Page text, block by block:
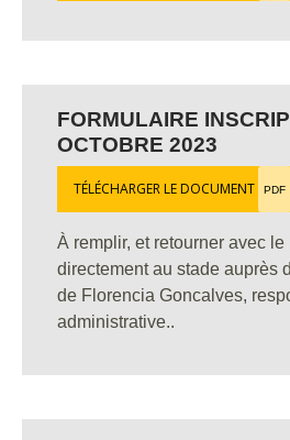
FORMULAIRE
OCTOBRE 2023
TÉLÉCHARGER LE DOCUMENT PDF
À remplir, et retourner avec le
directement au stade auprès
de Florencia Goncalves,
administrative..